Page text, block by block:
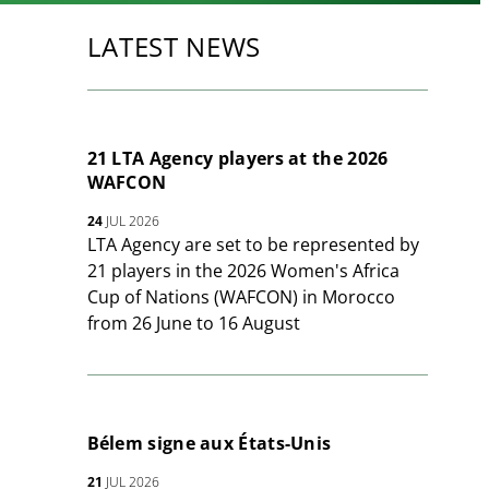
LATEST NEWS
21 LTA Agency players at the 2026
WAFCON
24JUL 2026
LTA Agency are set to be represented by
21 players in the 2026 Women's Africa
Cup of Nations (WAFCON) in Morocco
from 26 June to 16 August
Bélem signe aux États-Unis
21 JUL 2026